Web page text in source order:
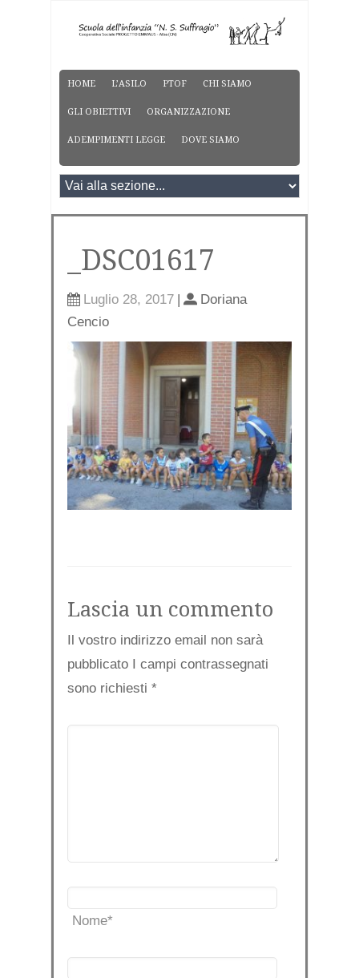
HOME L’ASILO PTOF CHI SIAMO
GLI OBIETTIVI ORGANIZZAZIONE
ADEMPIMENTI LEGGE DOVE SIAMO
_DSC01617
Luglio 28, 2017 |
Doriana
Cencio
Lascia un commento
Il vostro indirizzo email non sarà
pubblicato I campi contrassegnati
sono richiesti *
Nome*